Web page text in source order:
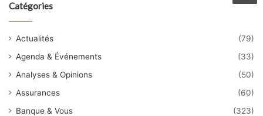
Catégories
Actualités
(79)
Agenda & Événements
(33)
Analyses & Opinions
(50)
Assurances
(60)
Banque & Vous
(323)